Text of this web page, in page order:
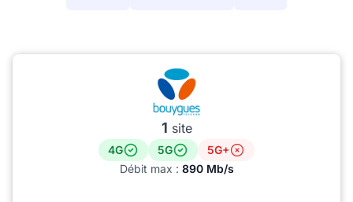
1 site
4G 5G
5G+
Débit max : 890 Mb/s